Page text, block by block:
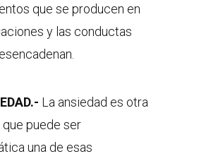
que se producen en
y las conductas
La ansiedad es otra
puede ser
una de esas